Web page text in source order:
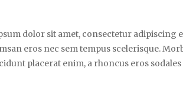
dolor sit amet, consectetur
eros nec sem tempus scelerisque.
placerat enim, a rhoncus eros sodales